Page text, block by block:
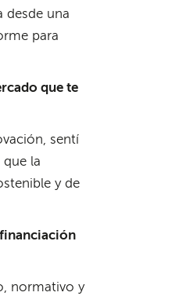
desde una
para
que te
sentí
que la
y de
normativo y